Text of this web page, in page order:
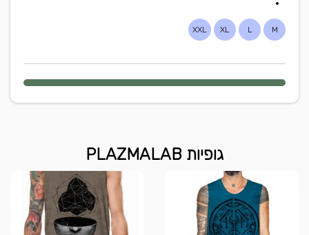
M
L
XL
XXL
גופיות PLAZMALAB